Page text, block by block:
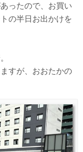
ったので、お買い
の半日お出かけを
すが、おおたかの